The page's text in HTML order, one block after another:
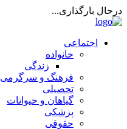
درحال بارگذاری...
اجتماعی
خانواده
زندگی
فرهنگ و سرگرمی
تحصیلی
گیاهان و حیوانات
پزشکی
حقوقی